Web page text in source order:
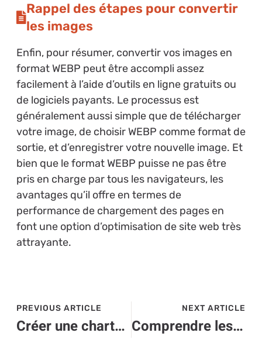
Rappel des étapes pour convertir
les images
Enfin, pour résumer, convertir vos images en
format WEBP peut être accompli assez
facilement à l’aide d’outils en ligne gratuits ou
de logiciels payants. Le processus est
généralement aussi simple que de télécharger
votre image, de choisir WEBP comme format de
sortie, et d’enregistrer votre nouvelle image. Et
bien que le format WEBP puisse ne pas être
pris en charge par tous les navigateurs, les
avantages qu’il offre en termes de
performance de chargement des pages en
font une option d’optimisation de site web très
attrayante.
PREVIOUS ARTICLE
Créer une charte graphique impressionnante pour votre site web High-Tech
NEXT ARTICLE
Comprendre les avantages des systèmes de surveillance high-tech pour les entreprises